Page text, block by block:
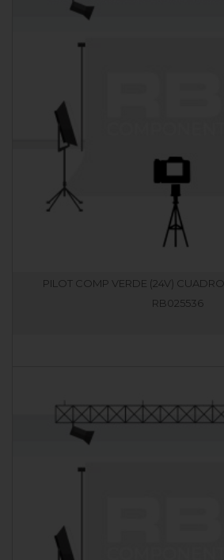
PILOT COMP VERDE (24V)
RB025536